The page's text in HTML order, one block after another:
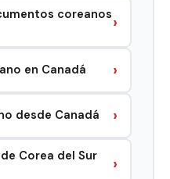
coreanos›
en Canadá ›
desde Canadá ›
Corea del Sur
›